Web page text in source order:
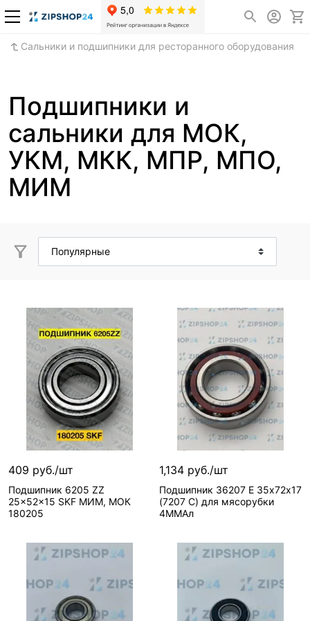
Сальники и подшипники для ресторанного оборудования
Подшипники и
сальники для МОК,
УКМ, МКК, МПР, МПО,
МИМ
409 руб./шт
Подшипник 6205 ZZ
25x52x15 SKF МИМ, МОК
180205
В корзину
1,134 руб./шт
Подшипник 36207 Е 35х72х17
(7207 C) для мясорубки
4ММАл
В корзину